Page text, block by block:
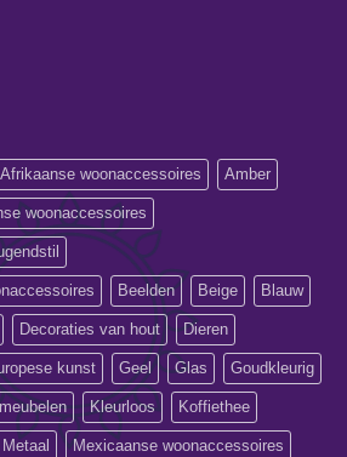
Afrikaanse woonaccessoires Amber
woonaccessoires
Beelden Beige Blauw
Decoraties van hout Dieren
kunst Geel Glas Goudkleurig
Kleurloos Koffiethee
Metaal Mexicaanse woonaccessoires